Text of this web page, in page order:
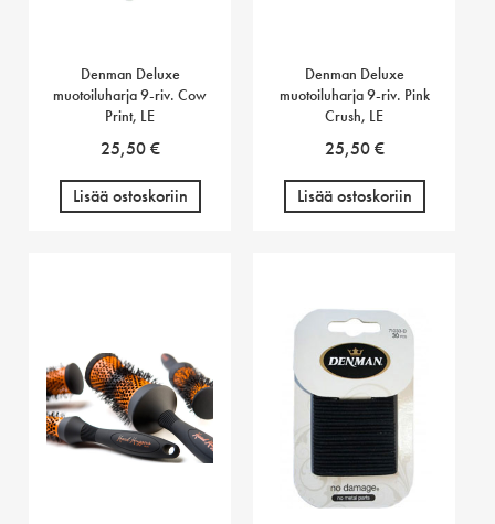
Denman Deluxe
muotoiluharja 9-riv. Cow
Print, LE
25,50€
Lisää ostoskoriin
Denman Deluxe
muotoiluharja 9-riv. Pink
Crush, LE
25,50€
Lisää ostoskoriin